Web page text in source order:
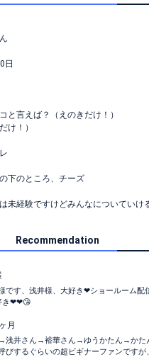
日
と言えば？（えのきだけ！）
け！）
下のところ、チーズ
未経験ですけどみんなについていけ
Recommendation
です、浅井様、大好き❤ショールーム配
き❤❤😘
月
浅井さん→裕華さん→ゆうかたん→かた
びするぐらいの超ビギナーファンですが